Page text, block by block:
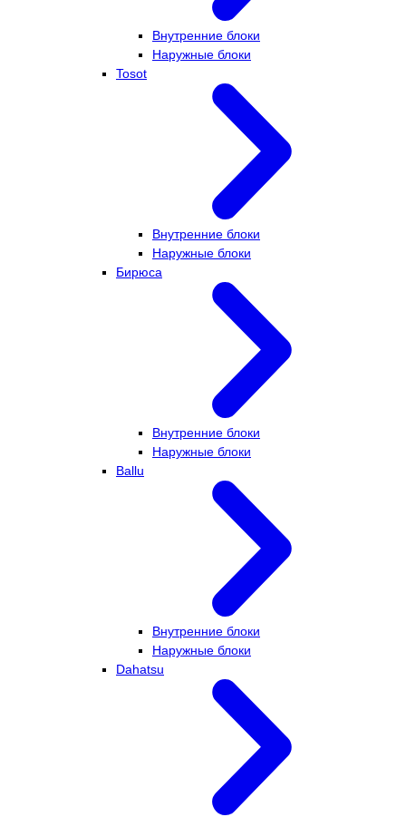
Внутренние блоки
Наружные блоки
Tosot
Внутренние блоки
Наружные блоки
Бирюса
Внутренние блоки
Наружные блоки
Ballu
Внутренние блоки
Наружные блоки
Dahatsu